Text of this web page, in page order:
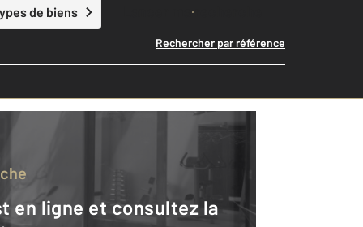
de biens Lancer ma recherche
Rechercher par référence